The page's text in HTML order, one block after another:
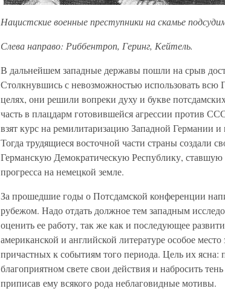
Нацистские военные преступники на скамье
Слева направо: Риббентроп, Геринг, Кейтель.
В дальнейшем западные державы пошли на срыв
Столкнувшись с невозможностью использовать
целях, они решили вопреки духу и букве
часть в плацдарм готовившейся агрессии против
взят курс на ремилитаризацию Западной
Тогда трудящиеся восточной части страны создали
Германскую Демократическую Республику,
прогресса на немецкой земле.
За прошедшие годы о Потсдамской конференции
рубежом. Надо отдать должное тем западным
оценить ее работу, так же как и последующее
американской и английской литературе особое
причастных к событиям того периода. Цель их ясна:
благоприятном свете свои действия и набросить
приписав ему всякого рода неблаговидные мотивы.